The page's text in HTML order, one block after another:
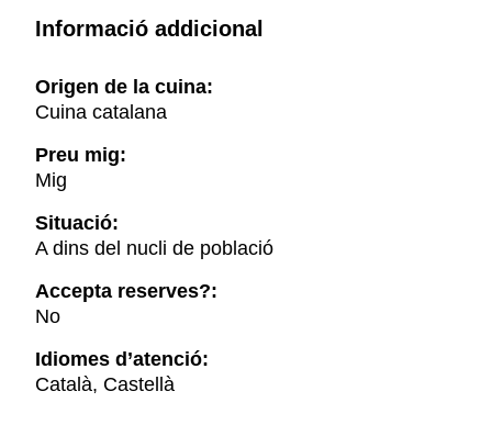
Informació addicional
Origen de la cuina:
Cuina catalana
Preu mig:
Mig
Situació:
A dins del nucli de població
Accepta reserves?:
No
Idiomes d’atenció:
Català, Castellà